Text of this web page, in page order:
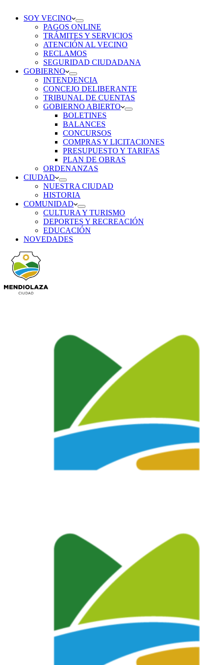
SOY VECINO
PAGOS ONLINE
TRÁMITES Y SERVICIOS
ATENCIÓN AL VECINO
RECLAMOS
SEGURIDAD CIUDADANA
GOBIERNO
INTENDENCIA
CONCEJO DELIBERANTE
TRIBUNAL DE CUENTAS
GOBIERNO ABIERTO
BOLETINES
BALANCES
CONCURSOS
COMPRAS Y LICITACIONES
PRESUPUESTO Y TARIFAS
PLAN DE OBRAS
ORDENANZAS
CIUDAD
NUESTRA CIUDAD
HISTORIA
COMUNIDAD
CULTURA Y TURISMO
DEPORTES Y RECREACIÓN
EDUCACIÓN
NOVEDADES